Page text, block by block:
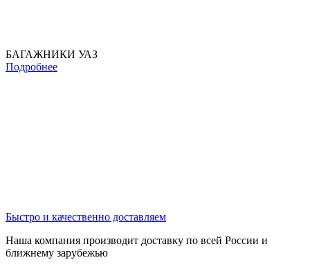
БАГАЖНИКИ УАЗ
Подробнее
Быстро и качественно доставляем
Наша компания производит доставку по всей России и
ближнему зарубежью